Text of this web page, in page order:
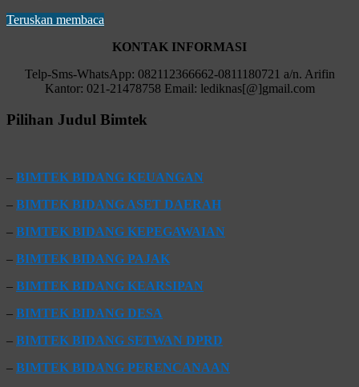
Teruskan membaca
KONTAK INFORMASI
Telp-Sms-WhatsApp: 082112366662-0811180721 a/n. Arifin
Kantor: 021-21478758 Email: lediknas[@]gmail.com
Pilihan Judul Bimtek
– BIMTEK BIDANG KEUANGAN
– BIMTEK BIDANG ASET DAERAH
– BIMTEK BIDANG KEPEGAWAIAN
– BIMTEK BIDANG PAJAK
– BIMTEK BIDANG KEARSIPAN
– BIMTEK BIDANG DESA
– BIMTEK BIDANG SETWAN DPRD
– BIMTEK BIDANG PERENCANAAN